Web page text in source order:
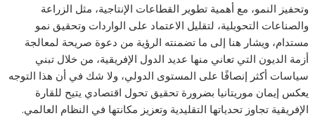
وتحفيز النمو، مع أهمية تطوير القطاعات الإنتاجية، مثل الزراعة
والصناعات التحويلية، لتقليل الاعتماد على الواردات وتحقيق نمو
مستدام، ويشار هنا إلى ما تضمنته الرؤية من دعوة صريحة لمعالجة
أزمة الديون التي تعاني منها عديد الدول الإفريقية، من خلال تبني
سياسات أكثر إنصافًا على المستوى الدولي، ولا شك في أن هذا التوجه
يعكس إيمان موريتانيا بضرورة تحقيق تحول اقتصادي يتيح للقارة
الإفريقية تجاوز تحدياتها التقليدية وتعزيز مكانتها في النظام العالمي.